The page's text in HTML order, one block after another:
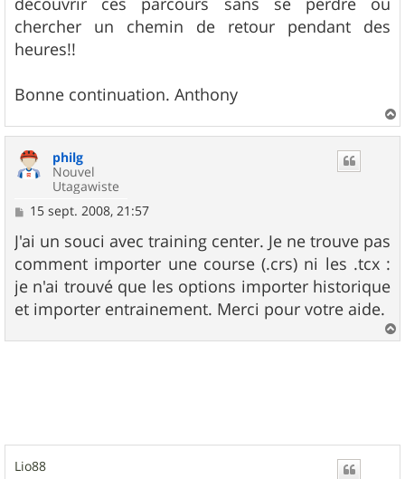
chercher un chemin de retour pendant des
heures!!
Bonne continuation. Anthony
a
philg
Nouvel
Utagawiste
M
s
s
a
g
e
15 sept. 2008, 21:57
J'ai un souci avec training center. Je ne trouve pas
comment importer une course (.crs) ni les .tcx :
je n'ai trouvé que les options importer historique
et importer entrainement. Merci pour votre aide.
a
Lio88